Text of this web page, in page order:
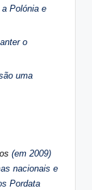
Polónia e
o
uma
(em 2009)
nacionais e
Pordata